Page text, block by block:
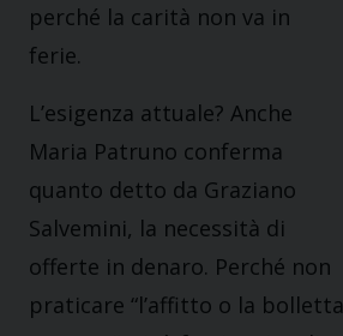
perché la carità non va in
ferie.
L’esigenza attuale? Anche
Maria Patruno conferma
quanto detto da Graziano
Salvemini, la necessità di
offerte in denaro. Perché non
praticare “l’affitto o la bolletta